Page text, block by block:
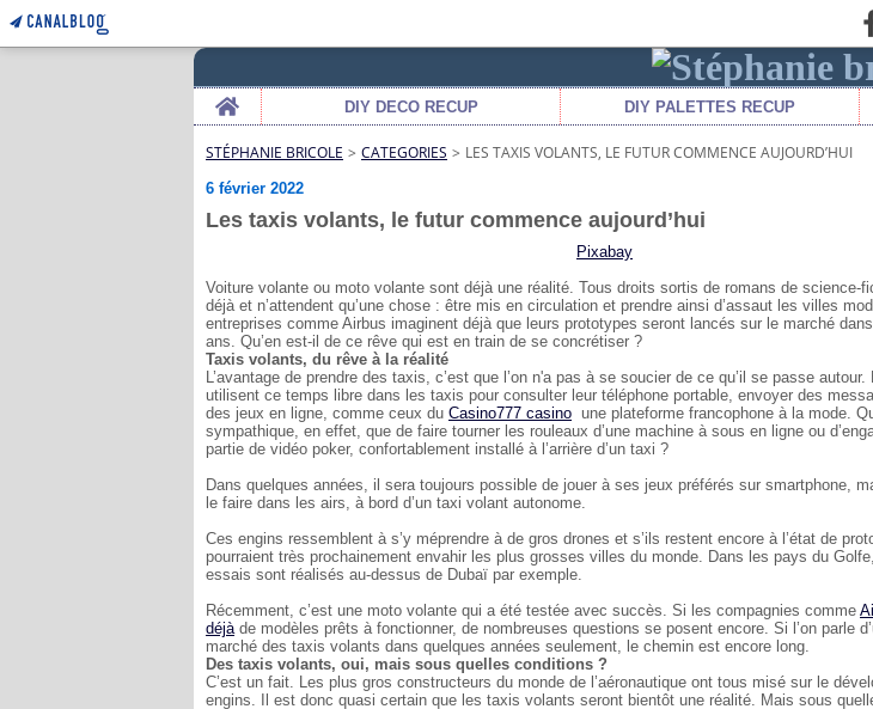
Home
DIY DECO RECUP DIY PALETTES RECUP
STÉPHANIE BRICOLE > CATEGORIES > LES TAXIS VOLANTS, LE FUTUR COMMENCE AUJOURD’HUI
6 février 2022
Les taxis volants, le futur commence aujourd’hui
Pixabay
Voiture volante ou moto volante sont déjà une réalité. Tous droits sortis de romans de science-
déjà et n’attendent qu’une chose : être mis en circulation et prendre ainsi d’assaut les villes
entreprises comme Airbus imaginent déjà que leurs prototypes seront lancés sur le marché
ans. Qu’en est-il de ce rêve qui est en train de se concrétiser ?
Taxis volants, du rêve à la réalité
L’avantage de prendre des taxis, c’est que l’on n'a pas à se soucier de ce qu’il se passe autour.
utilisent ce temps libre dans les taxis pour consulter leur téléphone portable, envoyer des
des jeux en ligne, comme ceux du Casino777 casino une plateforme francophone à la mode.
sympathique, en effet, que de faire tourner les rouleaux d’une machine à sous en ligne ou
partie de vidéo poker, confortablement installé à l’arrière d’un taxi ?
Dans quelques années, il sera toujours possible de jouer à ses jeux préférés sur smartphone,
le faire dans les airs, à bord d’un taxi volant autonome.
Ces engins ressemblent à s’y méprendre à de gros drones et s’ils restent encore à l’état de
pourraient très prochainement envahir les plus grosses villes du monde. Dans les pays du
essais sont réalisés au-dessus de Dubaï par exemple.
Récemment, c’est une moto volante qui a été testée avec succès. Si les compagnies comme
déjàde modèles prêts à fonctionner, de nombreuses questions se posent encore. Si l’on parle
marché des taxis volants dans quelques années seulement, le chemin est encore long.
Des taxis volants, oui, mais sous quelles conditions ?
C’est un fait. Les plus gros constructeurs du monde de l’aéronautique ont tous misé sur le
engins. Il est donc quasi certain que les taxis volants seront bientôt une réalité. Mais sous